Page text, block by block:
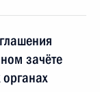
зачёте